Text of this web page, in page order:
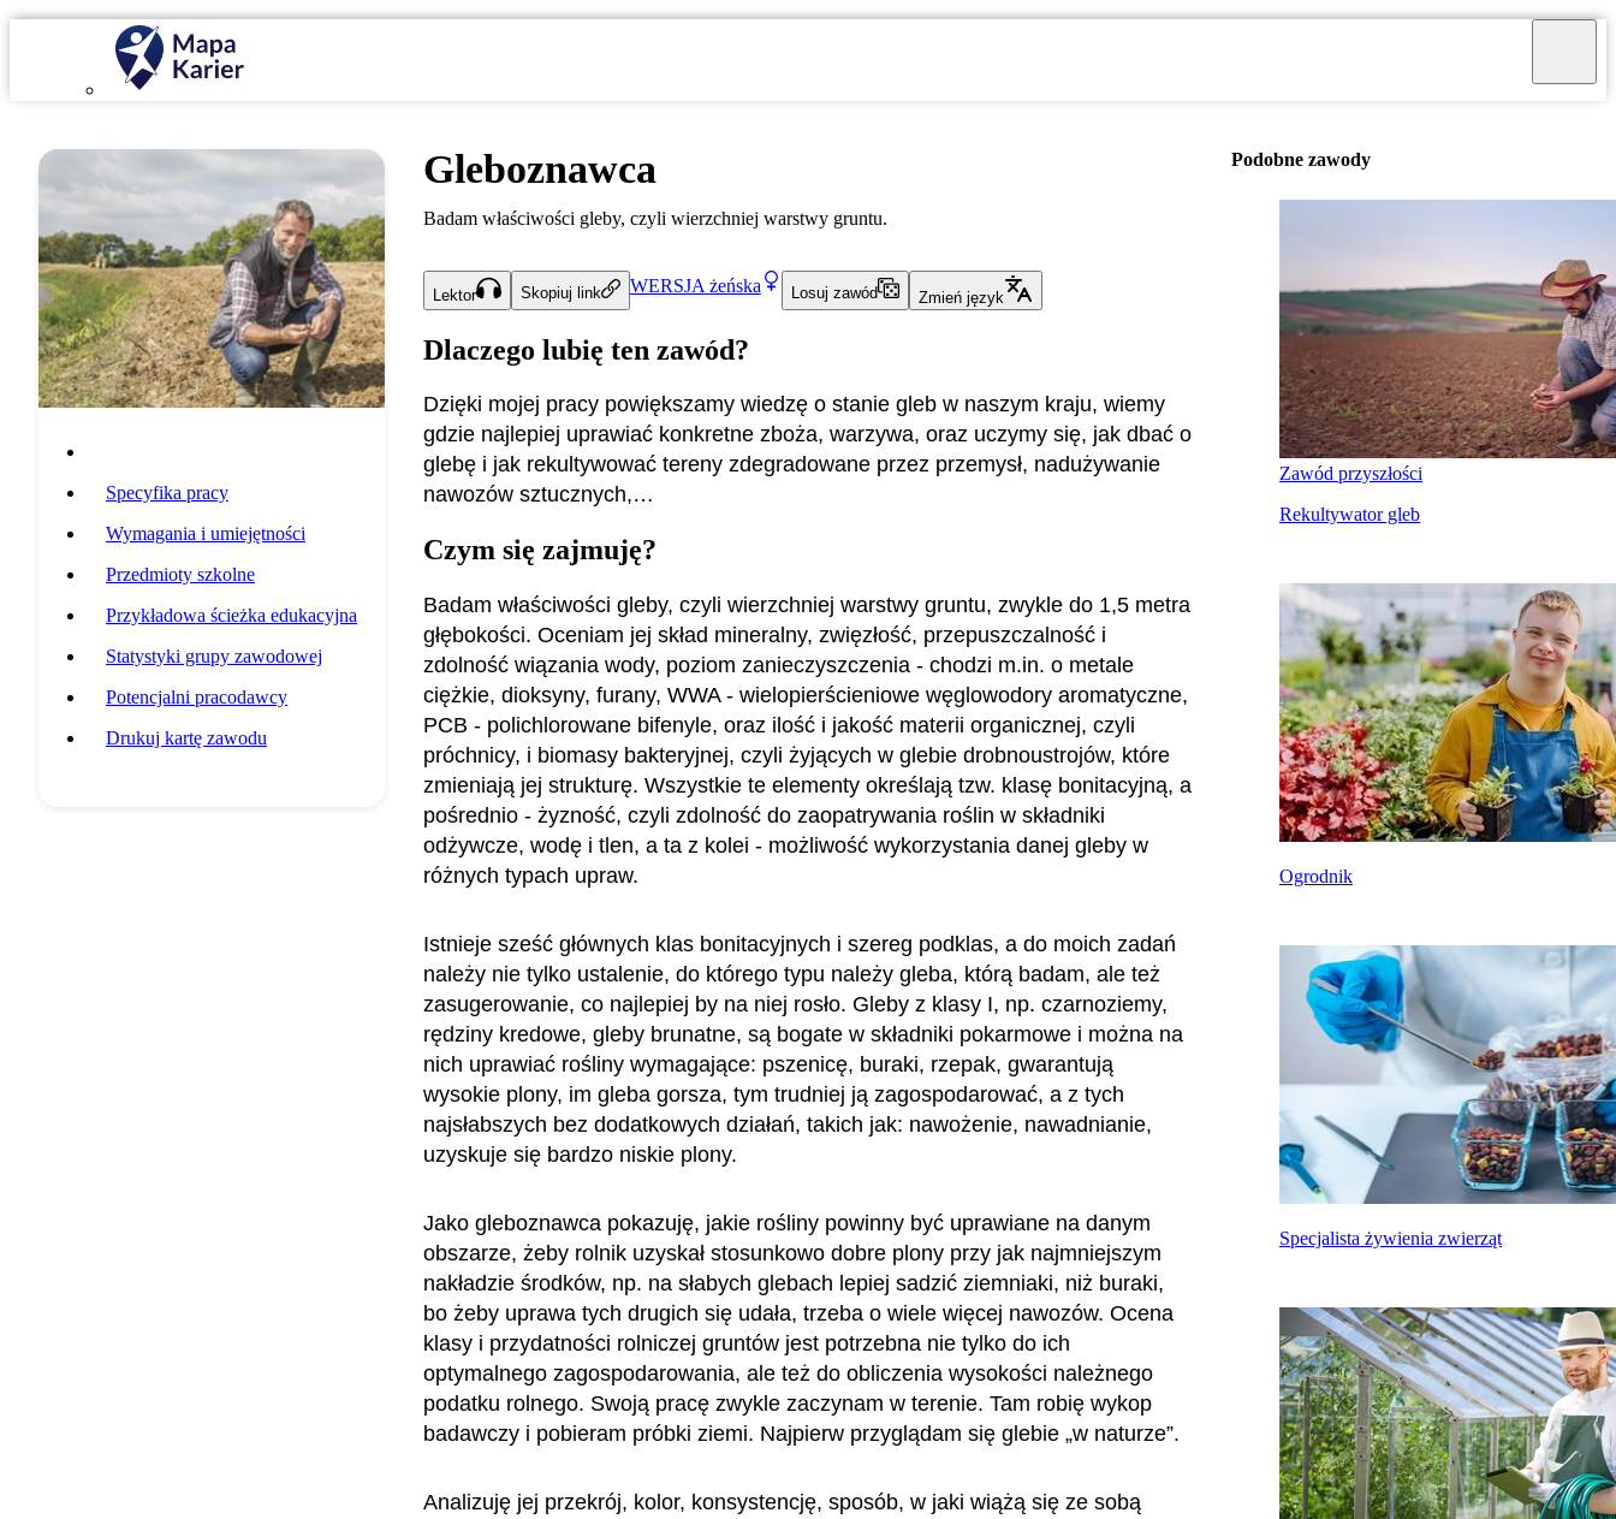
Specyfika pracy
Wymagania i umiejętności
Przedmioty szkolne
Przykładowa ścieżka edukacyjna
Statystyki grupy zawodowej
Potencjalni pracodawcy
Drukuj kartę zawodu
Gleboznawca
Badam właściwości gleby, czyli wierzchniej warstwy gruntu.
Lektor Skopiuj link WERSJA żeńska Losuj zawód Zmień język
Dlaczego lubię ten zawód?
Dzięki mojej pracy powiększamy wiedzę o stanie gleb w naszym kraju, wiemy
gdzie najlepiej uprawiać konkretne zboża, warzywa, oraz uczymy się, jak dbać o
glebę i jak rekultywować tereny zdegradowane przez przemysł, nadużywanie
nawozów sztucznych,…
Czym się zajmuję?
Badam właściwości gleby, czyli wierzchniej warstwy gruntu, zwykle do 1,5 metra
głębokości. Oceniam jej skład mineralny, zwięzłość, przepuszczalność i
zdolność wiązania wody, poziom zanieczyszczenia - chodzi m.in. o metale
ciężkie, dioksyny, furany, WWA - wielopierścieniowe węglowodory aromatyczne,
PCB - polichlorowane bifenyle, oraz ilość i jakość materii organicznej, czyli
próchnicy, i biomasy bakteryjnej, czyli żyjących w glebie drobnoustrojów, które
zmieniają jej strukturę. Wszystkie te elementy określają tzw. klasę bonitacyjną, a
pośrednio - żyzność, czyli zdolność do zaopatrywania roślin w składniki
odżywcze, wodę i tlen, a ta z kolei - możliwość wykorzystania danej gleby w
różnych typach upraw.
Istnieje sześć głównych klas bonitacyjnych i szereg podklas, a do moich zadań
należy nie tylko ustalenie, do którego typu należy gleba, którą badam, ale też
zasugerowanie, co najlepiej by na niej rosło. Gleby z klasy I, np. czarnoziemy,
rędziny kredowe, gleby brunatne, są bogate w składniki pokarmowe i można na
nich uprawiać rośliny wymagające: pszenicę, buraki, rzepak, gwarantują
wysokie plony, im gleba gorsza, tym trudniej ją zagospodarować, a z tych
najsłabszych bez dodatkowych działań, takich jak: nawożenie, nawadnianie,
uzyskuje się bardzo niskie plony.
Jako gleboznawca pokazuję, jakie rośliny powinny być uprawiane na danym
obszarze, żeby rolnik uzyskał stosunkowo dobre plony przy jak najmniejszym
nakładzie środków, np. na słabych glebach lepiej sadzić ziemniaki, niż buraki,
bo żeby uprawa tych drugich się udała, trzeba o wiele więcej nawozów. Ocena
klasy i przydatności rolniczej gruntów jest potrzebna nie tylko do ich
optymalnego zagospodarowania, ale też do obliczenia wysokości należnego
podatku rolnego. Swoją pracę zwykle zaczynam w terenie. Tam robię wykop
badawczy i pobieram próbki ziemi. Najpierw przyglądam się glebie „w naturze”.
Analizuję jej przekrój, kolor, konsystencję, sposób, w jaki wiążą się ze sobą
Podobne zawody
Zawód przyszłości
Rekultywator gleb
Ogrodnik
Specjalista żywienia zwierząt